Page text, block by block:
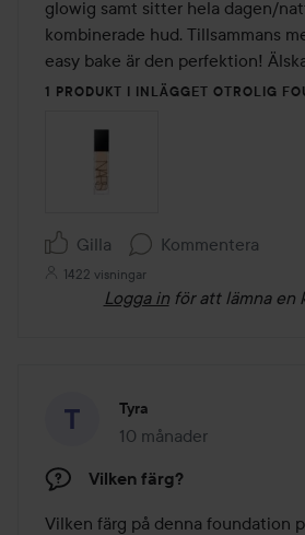
glowig samt sitter hela dagen/
kombinerade hud. Tillsammans
easy bake är den perfektion!
1 PRODUKT I INLÄGGET OTROLIG
Gilla Kommentera
1422 visningar
Logga in för att lämna en
Tyra
10 månader
Inlägget skapades 10
Vilken färg?
Vilken färg på denna foundation